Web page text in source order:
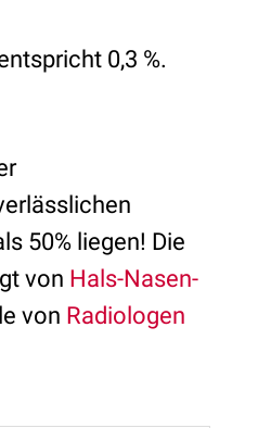
0,3 %.
50% liegen! Die
von Hals-Nasen-
von Radiologen